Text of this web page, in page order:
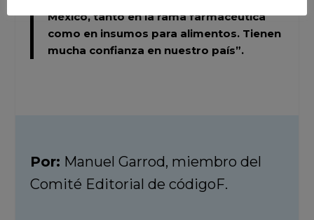
México, tanto en la rama farmacéutica
como en insumos para alimentos. Tienen
mucha confianza en nuestro país”.
Por: Manuel Garrod, miembro del
Comité Editorial de códigoF.